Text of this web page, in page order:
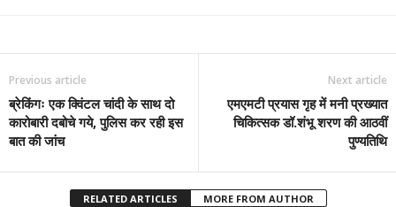
Previous article
ब्रेकिंगः एक क्विंटल चांदी के साथ दो
कारोबारी दबोचे गये, पुलिस कर रही इस
बात की जांच
Next article
एमएमटी प्रयास गृह में मनी प्रख्यात
चिकित्सक डॉ.शंभू शरण की आठवीं
पुण्यतिथि
RELATED ARTICLES MORE FROM AUTHOR